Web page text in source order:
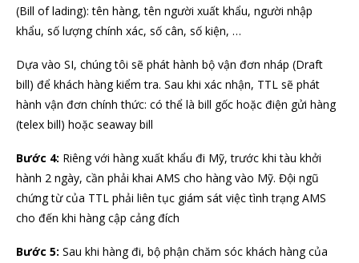
(Bill of lading): tên hàng, tên người xuất khẩu, người nhập
khẩu, số lượng chính xác, số cân, số kiện, …
Dựa vào SI, chúng tôi sẽ phát hành bộ vận đơn nháp (Draft
bill) để khách hàng kiểm tra. Sau khi xác nhận, TTL sẽ phát
hành vận đơn chính thức: có thể là bill gốc hoặc điện gửi hàng
(telex bill) hoặc seaway bill
Bước 4: Riêng với hàng xuất khẩu đi Mỹ, trước khi tàu khởi
hành 2 ngày, cần phải khai AMS cho hàng vào Mỹ. Đội ngũ
chứng từ của TTL phải liên tục giám sát việc tình trạng AMS
cho đến khi hàng cập cảng đích
Bước 5: Sau khi hàng đi, bộ phận chăm sóc khách hàng của